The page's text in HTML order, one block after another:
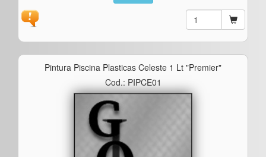
Pintura Piscina Plasticas Celeste 1 Lt "premier"
Cod.: PIPCE01